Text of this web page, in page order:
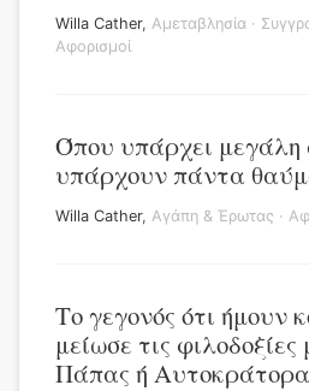
Willa Cather, Αμεταβλησία ·
Αφορισμοί
Όπου υπάρχει μεγάλη
υπάρχουν πάντα
Willa Cather, Αγάπη & Έρωτας ·
Το γεγονός ότι ήμουν
μείωσε τις
Πάπας ή